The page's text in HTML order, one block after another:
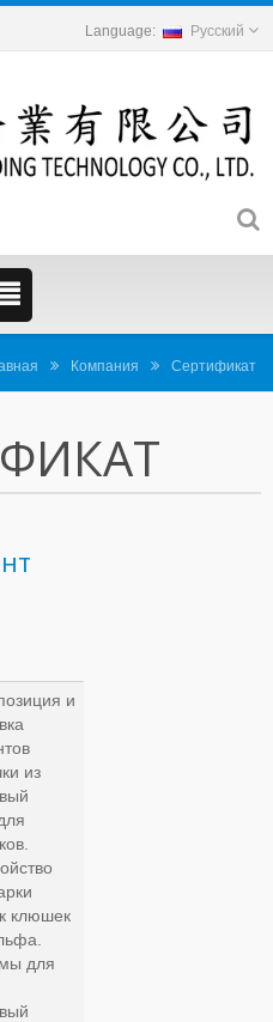
Русский
Компания Сертификат
и
из
клюшек
для